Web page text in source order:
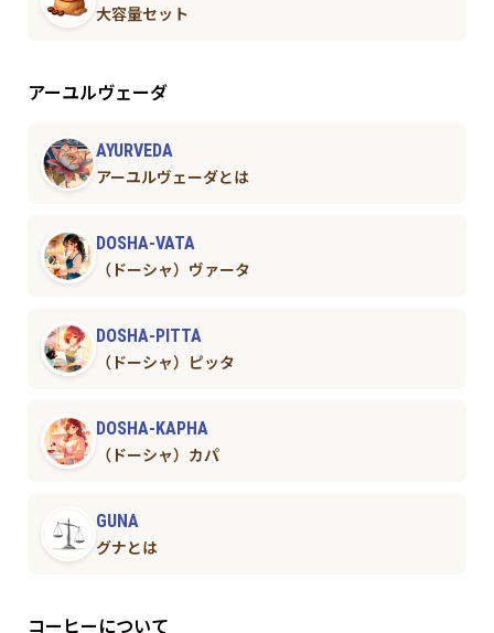
大容量セット
アーユルヴェーダ
AYURVEDA
アーユルヴェーダとは
DOSHA-VATA
（ドーシャ）ヴァータ
DOSHA-PITTA
（ドーシャ）ピッタ
DOSHA-KAPHA
（ドーシャ）カパ
GUNA
グナとは
コーヒーについて